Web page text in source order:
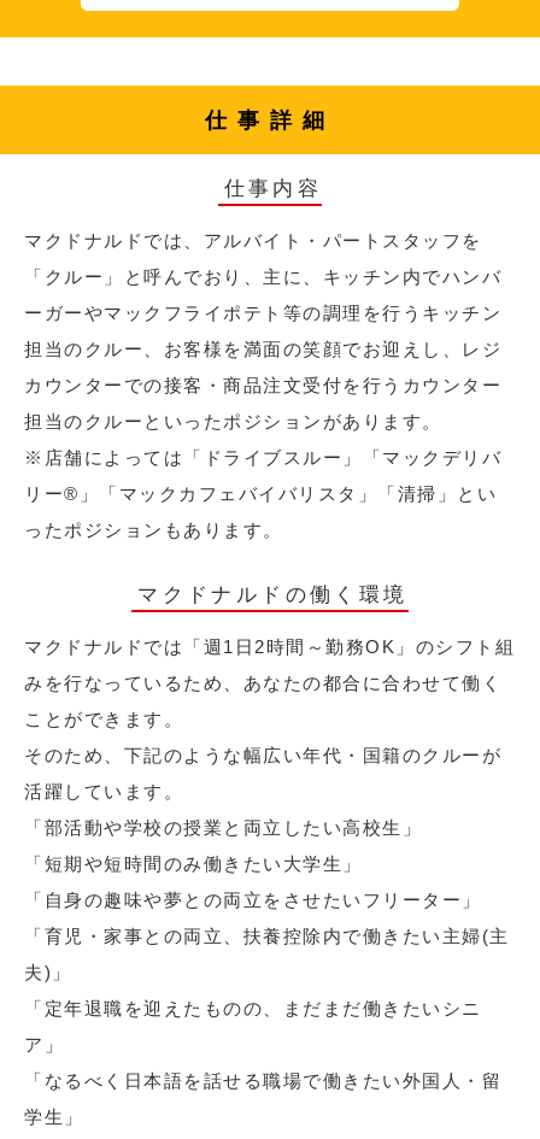
仕事詳細
仕事内容
マクドナルドでは、アルバイト・パートスタッフを
「クルー」と呼んでおり、主に、キッチン内でハンバ
ーガーやマックフライポテト等の調理を行うキッチン
担当のクルー、お客様を満面の笑顔でお迎えし、レジ
カウンターでの接客・商品注文受付を行うカウンター
担当のクルーといったポジションがあります。
※店舗によっては「ドライブスルー」「マックデリバ
リー®︎」「マックカフェバイバリスタ」「清掃」とい
ったポジションもあります。
マクドナルドの働く環境
マクドナルドでは「週1日2時間～勤務OK」のシフト組
みを行なっているため、あなたの都合に合わせて働く
ことができます。
そのため、下記のような幅広い年代・国籍のクルーが
活躍しています。
「部活動や学校の授業と両立したい高校生」
「短期や短時間のみ働きたい大学生」
「自身の趣味や夢との両立をさせたいフリーター」
「育児・家事との両立、扶養控除内で働きたい主婦(主
夫)」
「定年退職を迎えたものの、まだまだ働きたいシニ
ア」
「なるべく日本語を話せる職場で働きたい外国人・留
学生」